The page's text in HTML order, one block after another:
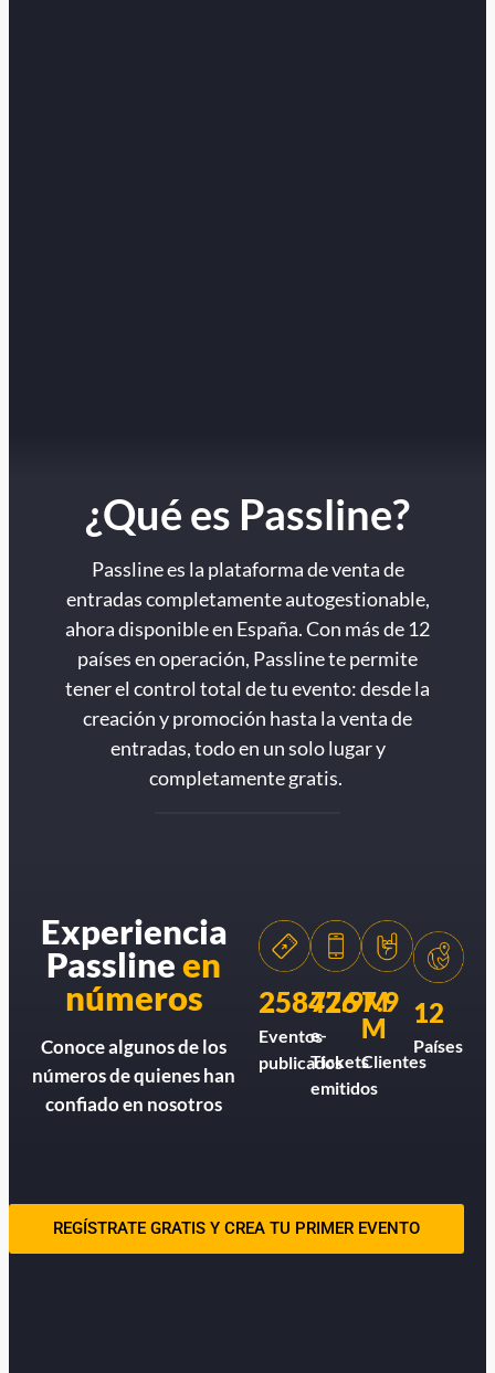
¿Qué es Passline?
Passline es la plataforma de venta de
entradas completamente autogestionable,
ahora disponible en España. Con más de 12
países en operación, Passline te permite
tener el control total de tu evento: desde la
creación y promoción hasta la venta de
entradas, todo en un solo lugar y
completamente gratis.
Experiencia
Passlineen
números
Conoce algunos de los
números de quienes han
confiado en nosotros
258426
Eventos
publicados
77.9M
e-
Tickets
emitidos
7.9
M
Clientes
12
Países
REGÍSTRATE GRATIS Y CREA TU PRIMER EVENTO